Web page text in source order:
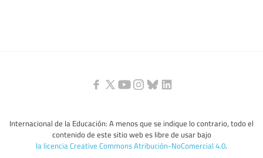
Internacional de la Educación: A menos que se indique lo contrario, todo el
contenido de este sitio web es libre de usar bajo
la licencia Creative Commons Atribución-NoComercial 4.0.